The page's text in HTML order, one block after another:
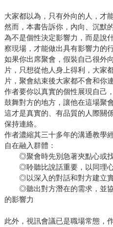
大家都以為，只有外向的人，才
然而，本書告訴你，內向、沉默
為不是個性決定影響力，而是說
察現場，才能做出具有影響力的行
如果你出席聚會，假裝自己很外
片，只想從他人身上得利，大家
片，聚會結束後大家都不會和你連
作者要你以真實的個性展現自己
鼓舞對方的地方，讓他在這場聚
這才是真實的、有品質的人際關
保持連絡。
作者濃縮其三十多年的溝通教學
自在融入群體：
◎聚會時先別急著夾點心或找
◎聆聽比說話重要，以同理心
◎以深入的對話和對方建立實
◎聽出對方潛在的需求，並協
的影響力
此外，視訊會議已是職場常態，